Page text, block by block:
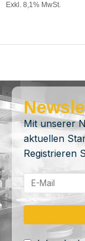
Exkl. 8,1% MwSt.
Mit unserer
aktuellen
Registrieren